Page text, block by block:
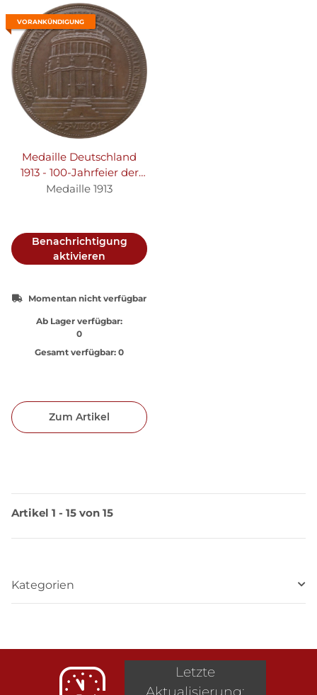
VORANKÜNDIGUNG
Medaille Deutschland
1913 - 100-Jahrfeier der
Befreiungshalle in
Medaille 1913
Benachrichtigung
aktivieren
Momentan nicht verfügbar
Ab Lager verfügbar:
0
Gesamt verfügbar: 0
Zum Artikel
Artikel 1 - 15 von 15
Kategorien
Letzte
Aktualisierung: